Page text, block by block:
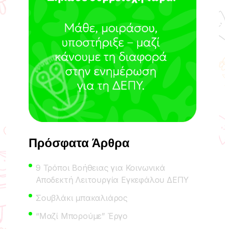
Πρόσφατα Άρθρα
9 Τρόποι Βοήθειας για Κοινωνικά
Αποδεκτή Λειτουργία Εγκεφάλου ΔΕΠΥ
Σουβλάκι μπακαλιάρος
“Μαζί Μπορούμε” Έργο